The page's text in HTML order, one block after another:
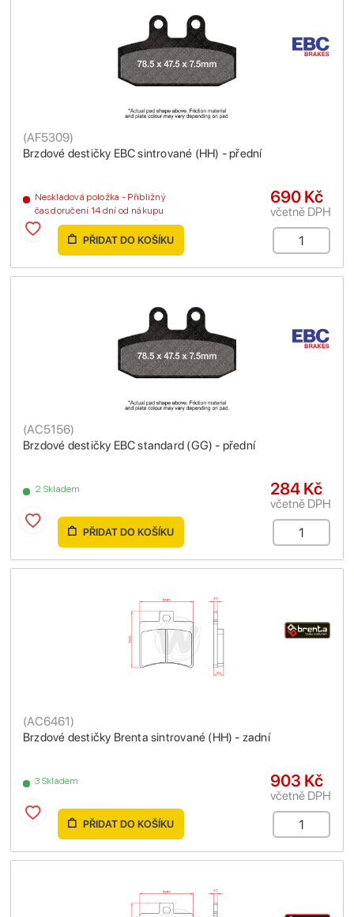
Brzdové destičky EBC sintrované (HH) - přední
(AF5309)
Neskladová položka - Přibližný
čas doručení 14 dní od nákupu
690 Kč
včetně DPH
PŘIDAT DO KOŠÍKU
Brzdové destičky EBC standard (GG) - přední
(AC5156)
2 Skladem 284 Kč
včetně DPH
PŘIDAT DO KOŠÍKU
Brzdové destičky Brenta sintrované (HH) - zadní
(AC6461)
3 Skladem 903 Kč
včetně DPH
PŘIDAT DO KOŠÍKU